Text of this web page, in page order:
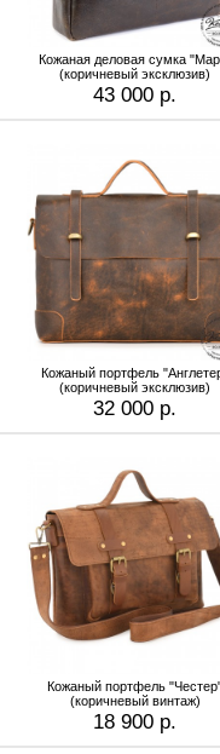
Кожаная деловая сумка
(коричневый эксклюзив)
43 000 р.
Кожаный портфель
(коричневый эксклюзив)
32 000 р.
Кожаный портфель
(коричневый винтаж)
18 900 р.